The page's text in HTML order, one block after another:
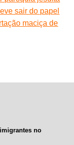
sair do papel
maciça de
no